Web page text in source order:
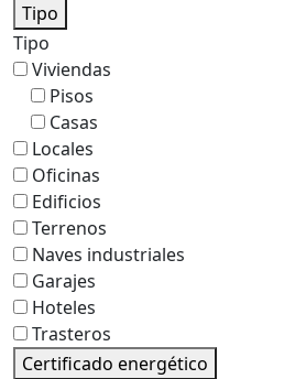
Tipo
Tipo
Viviendas
Pisos
Casas
Locales
Oficinas
Edificios
Terrenos
Naves industriales
Garajes
Hoteles
Trasteros
Certificado energético